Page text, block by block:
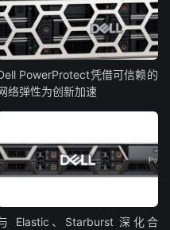
PowerProtect凭借可信赖的
络弹性为创新加速
Elastic、Starburst 深化合